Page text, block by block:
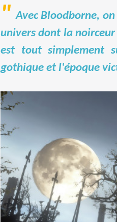
Avec Bloodborne,
univers dont la
est tout simplement
gothique et l'époque